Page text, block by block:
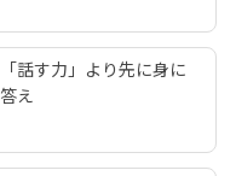
話す力」より先に身に
え